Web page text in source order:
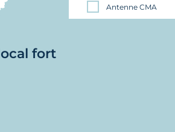
Antenne CMA
fort